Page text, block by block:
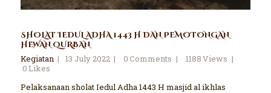
SHOLAT IEDUL ADHA 1443 H DAN PEMOTONGAN
HEWAN QURBAN
Kegiatan
13 July 2022 0Comments 1188Views
0Likes
Pelaksanaan sholat Iedul Adha 1443 H masjid al ikhlas